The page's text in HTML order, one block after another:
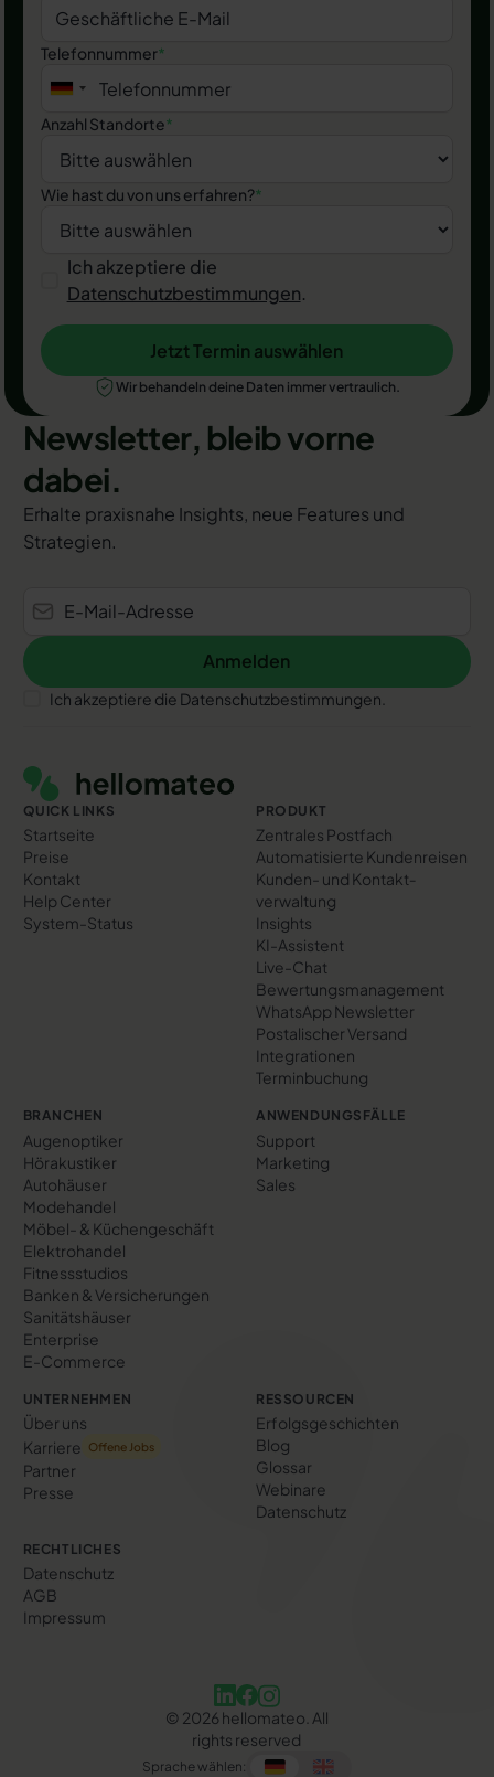
Telefonnummer*
Anzahl Standorte*
Wie hast du von uns erfahren?*
Ich akzeptiere die
Datenschutzbestimmungen.
Jetzt Termin auswählen
Jetzt Termin auswählen
Wir behandeln deine Daten immer vertraulich.
Newsletter, bleib vorne
dabei.
Erhalte praxisnahe Insights, neue Features und
Strategien.
Anmelden
Anmelden
Ich akzeptiere die Datenschutzbestimmungen.
QUICK LINKS
Startseite
Preise
Kontakt
Help Center
System-Status
PRODUKT
Zentrales Postfach
Automatisierte Kundenreisen
Kunden- und Kontakt­
verwaltung
Insights
KI-Assistent
Live-Chat
Bewertungs­management
WhatsApp Newsletter
Postalischer Versand
Integrationen
Terminbuchung
BRANCHEN
Augenoptiker
Hörakustiker
Autohäuser
Modehandel
Möbel- & Küchengeschäft
Elektrohandel
Fitnessstudios
Banken & Versicherungen
Sanitätshäuser
Enterprise
E-Commerce
ANWENDUNGSFÄLLE
Support
Marketing
Sales
UNTERNEHMEN
Über uns
Karriere
Offene Jobs
Partner
Presse
RESSOURCEN
Erfolgs­geschichten
Blog
Glossar
Webinare
Datenschutz
RECHTLICHES
Datenschutz
AGB
Impressum
© 2026 hellomateo. All
rights reserved
Sprache wählen: